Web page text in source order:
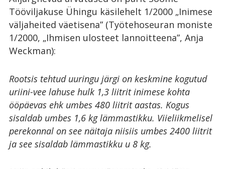
Tööviljakuse Ühingu käsilehelt 1/2000 „Inimese
väljaheited väetisena” (Työtehoseuran moniste
1/2000, „Ihmisen ulosteet lannoitteena”, Anja
Weckman):
Rootsis tehtud uuringu järgi on keskmine kogutud
uriini-vee lahuse hulk 1,3 liitrit inimese kohta
ööpäevas ehk umbes 480 liitrit aastas. Kogus
sisaldab umbes 1,6 kg lämmastikku. Viieliikmelisel
perekonnal on see näitaja niisiis umbes 2400 liitrit
ja see sisaldab lämmastikku u 8 kg.